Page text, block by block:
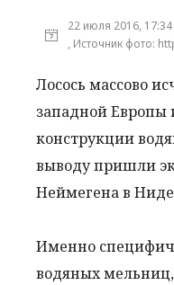
22 июля 2016,
, Источник фото:
Лосось массово
западной Европы
конструкции
выводу пришли
Неймегена в
Именно
водяных